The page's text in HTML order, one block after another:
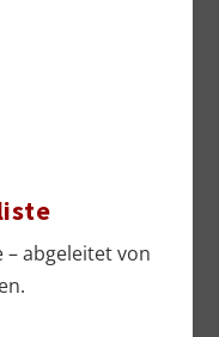
abgeleitet von